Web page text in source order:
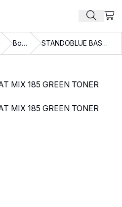
Zoek
Basislakken STANDOBLUE BASECOAT MIX 185 GREEN TONER